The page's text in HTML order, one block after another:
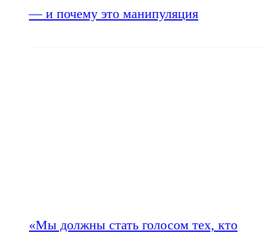
— и почему это манипуляция
«Мы должны стать голосом тех, кто